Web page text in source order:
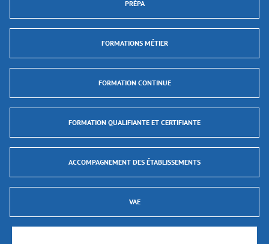
PRÉPA
FORMATIONS MÉTIER
FORMATION CONTINUE
FORMATION QUALIFIANTE ET CERTIFIANTE
ACCOMPAGNEMENT DES ÉTABLISSEMENTS
VAE